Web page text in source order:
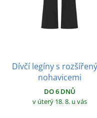
Dívčí legíny s
nohavicemi
DO 6 DNŮ
v úterý 18. 8. u vás